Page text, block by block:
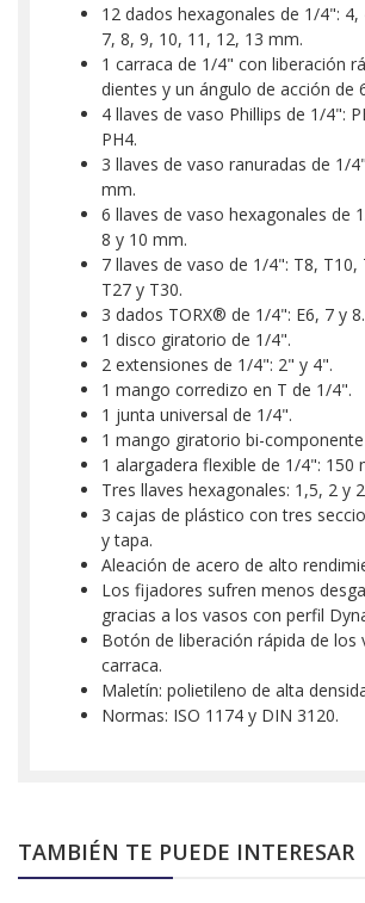
12 dados hexagonales de 1/4": 4,
7, 8, 9, 10, 11, 12, 13 mm.
1 carraca de 1/4" con liberación
dientes y un ángulo de acción de
4 llaves de vaso Phillips de 1/4":
PH4.
3 llaves de vaso ranuradas de 1/
mm.
6 llaves de vaso hexagonales de
8 y 10 mm.
7 llaves de vaso de 1/4": T8, T10,
T27 y T30.
3 dados TORX® de 1/4": E6, 7 y 8.
1 disco giratorio de 1/4".
2 extensiones de 1/4": 2" y 4".
1 mango corredizo en T de 1/4".
1 junta universal de 1/4".
1 mango giratorio bi-
1 alargadera flexible de 1/4": 150
Tres llaves hexagonales: 1,5, 2 y
3 cajas de plástico con tres
y tapa.
Aleación de acero de alto
Los fijadores sufren menos
gracias a los vasos con perfil
Botón de liberación rápida de los
carraca.
Maletín: polietileno de alta
Normas: ISO 1174 y DIN 3120.
TAMBIÉN TE PUEDE INTERESAR